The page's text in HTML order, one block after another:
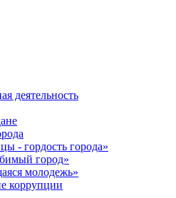
деятельность
- гордость города»
город»
молодежь»
коррупции